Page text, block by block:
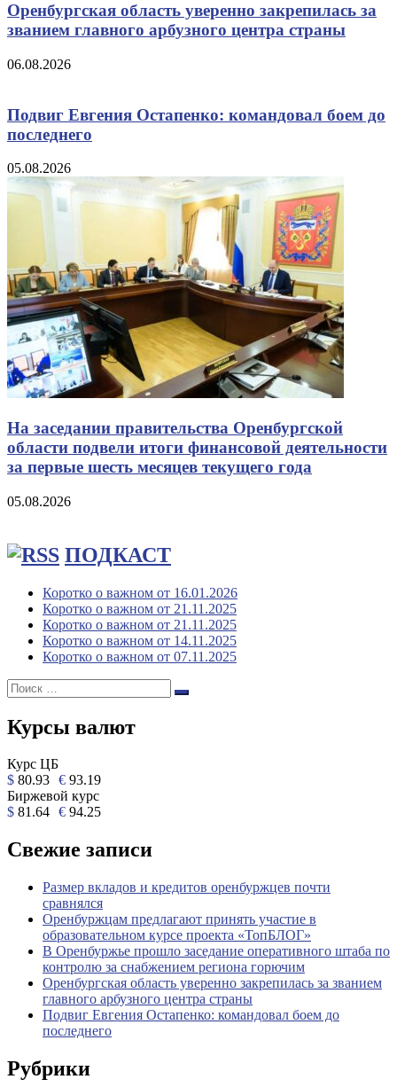
Оренбургская область уверенно закрепилась за
званием главного арбузного центра страны
06.08.2026
Подвиг Евгения Остапенко: командовал боем до
последнего
05.08.2026
На заседании правительства Оренбургской
области подвели итоги финансовой деятельности
за первые шесть месяцев текущего года
05.08.2026
ПОДКАСТ
Коротко о важном от 16.01.2026
Коротко о важном от 21.11.2025
Коротко о важном от 21.11.2025
Коротко о важном от 14.11.2025
Коротко о важном от 07.11.2025
Поиск:
Поиск
Курсы валют
Курс ЦБ
$ 80.93 € 93.19
Биржевой курс
$ 81.64 € 94.25
Свежие записи
Размер вкладов и кредитов оренбуржцев почти
сравнялся
Оренбуржцам предлагают принять участие в
образовательном курсе проекта «ТопБЛОГ»
В Оренбуржье прошло заседание оперативного штаба по
контролю за снабжением региона горючим
Оренбургская область уверенно закрепилась за званием
главного арбузного центра страны
Подвиг Евгения Остапенко: командовал боем до
последнего
Рубрики